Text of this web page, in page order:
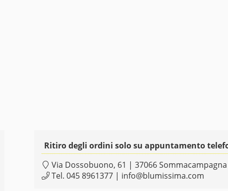
Ritiro degli ordini solo su appuntamento
Via Dossobuono, 61 | 37066 Sommacampagna
Tel. 045 8961377 | info@blumissima.com